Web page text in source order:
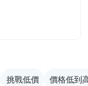
挑戰低價 價格低到